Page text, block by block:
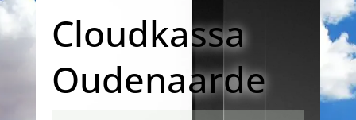
Cloudkassa
Oudenaarde